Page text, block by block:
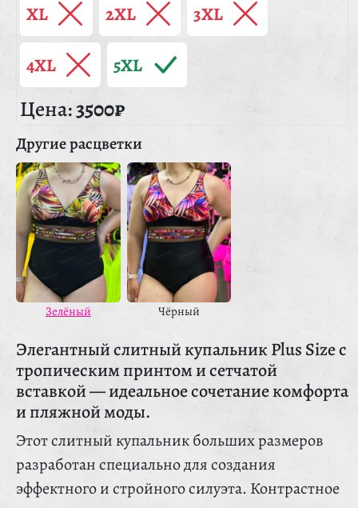
XL 2XL 3XL
4XL 5XL
Цена:3500₽
Другие расцветки
Зелёный Чёрный
Элегантный слитный купальник Plus Size с
тропическим принтом и сетчатой
вставкой — идеальное сочетание комфорта
и пляжной моды.
Этот слитный купальник больших размеров
разработан специально для создания
эффектного и стройного силуэта. Контрастное